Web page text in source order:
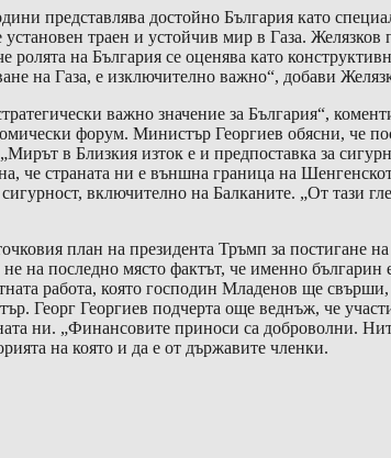
достойно България като
траен и устойчив мир в Газа.
на България се оценява като
на Газа, е изключително важно“, добави
важно значение за България“,
форум. Министър Георгиев обясни, че
в Близкия изток е и предпоставка за
че страната ни е външна граница на
включително на Балканите. „От тази
план на президента Тръмп за постигане на
последно място фактът, че именно българин
работа, която господин Младенов ще
Георг Георгиев подчерта още веднъж, че
ни. „Финансовите приноси са доброволни.
на която и да е от държавите членки.